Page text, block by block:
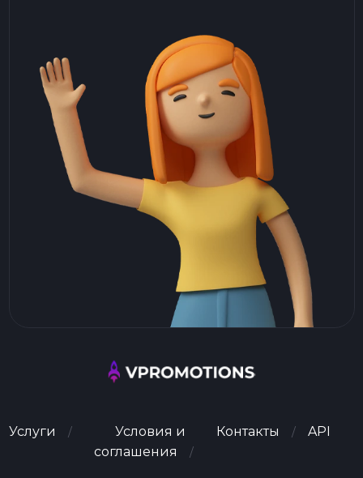
Услуги
Условия и
соглашения
Контакты API